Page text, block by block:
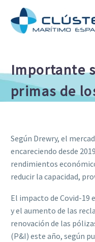
Importante
primas de
Según Drewry, el
encareciendo desde
rendimientos
reducir la capacidad,
El impacto de Covid-
y el aumento de las
renovación de las
(P&I) este año, según